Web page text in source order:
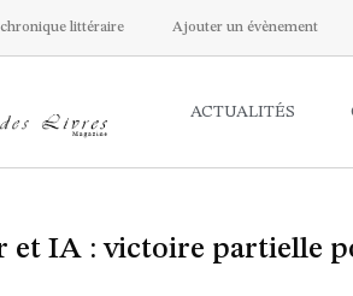
littéraire Ajouter un évènement
ACTUALITÉS
et IA : victoire partielle